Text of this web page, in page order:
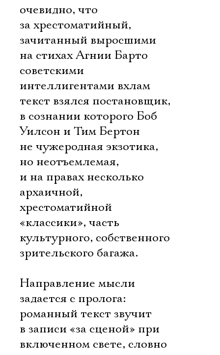
очевидно, что
за хрестоматийный,
зачитанный выросшими
на стихах Агнии Барто
советскими
интеллигентами вхлам
текст взялся постановщик,
в сознании которого Боб
Уилсон и Тим Бертон
не чужеродная экзотика,
но неотъемлемая,
и на правах несколько
архаичной,
хрестоматийной
«классики», часть
культурного, собственного
зрительского багажа.
Направление мысли
задается с пролога:
романный текст звучит
в записи «за сценой» при
включенном свете, словно